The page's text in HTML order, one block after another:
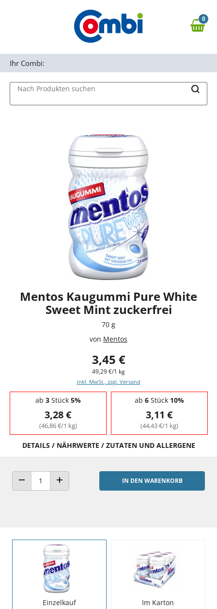
Zur Navigation springen
0,00 €
0
Nach Produkten suchen
Ihr Combi:
Mentos Kaugummi Pure White
Sweet Mint zuckerfrei
70 g
von Mentos
3,45 €
49,29 €/1 kg
inkl. MwSt., zzgl. Versand
Staffelpreise - Mengenrabatt
ab 3Stück 5%
3,28 €
(46,86 €/1 kg)
ab 6Stück 10%
3,11 €
(44,43 €/1 kg)
DETAILS / NÄHRWERTE / ZUTATEN UND ALLERGENE
ANZAHL VERRINGERNANZAHL ERHÖHEN
IN DEN WARENKORB
Einzelkauf Im Karton